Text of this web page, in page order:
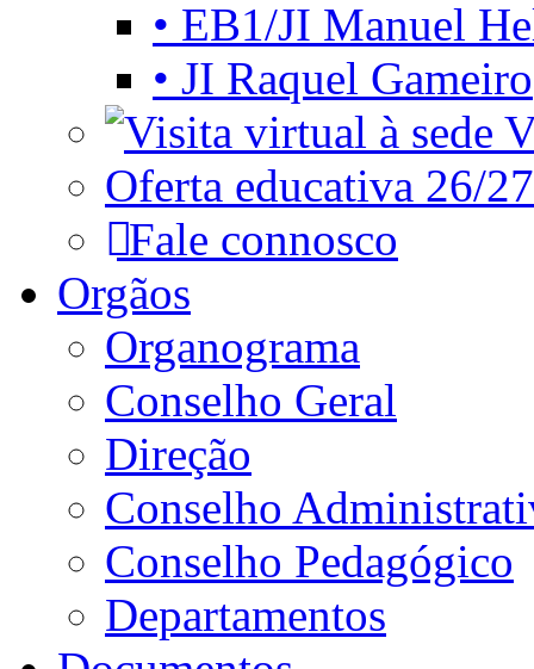
• EB1/JI Manuel
• JI Raquel Gameiro
Oferta educativa 26/27
Fale connosco
Orgãos
Organograma
Conselho Geral
Direção
Conselho
Conselho Pedagógico
Departamentos